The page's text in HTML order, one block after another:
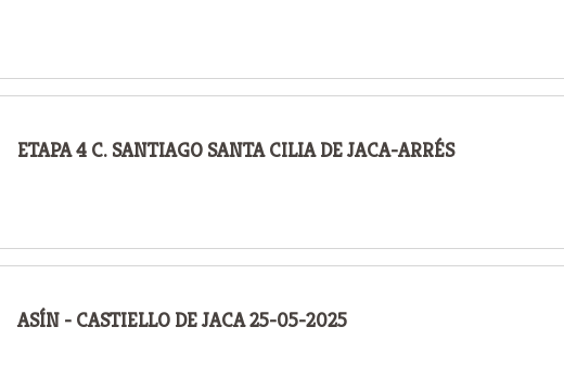
ETAPA 4 C. SANTIAGO SANTA CILIA DE JACA-ARRÉS
ASÍN - CASTIELLO DE JACA 25-05-2025